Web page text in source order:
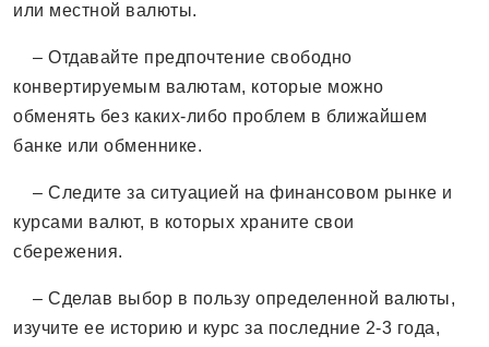
или местной валюты.
– Отдавайте предпочтение свободно
конвертируемым валютам, которые можно
обменять без каких-либо проблем в ближайшем
банке или обменнике.
– Следите за ситуацией на финансовом рынке и
курсами валют, в которых храните свои
сбережения.
– Сделав выбор в пользу определенной валюты,
изучите ее историю и курс за последние 2-3 года,